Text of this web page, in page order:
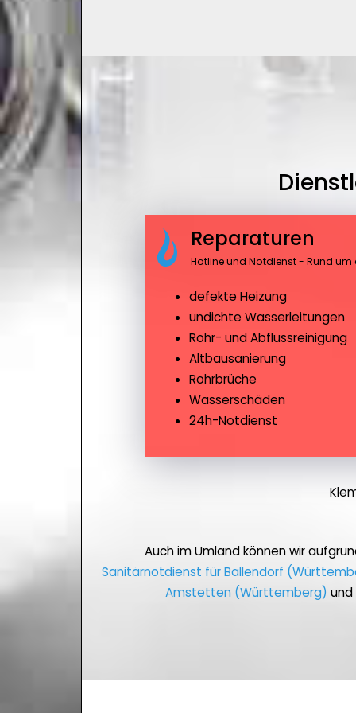
Reparaturen
Hotline und Notdienst - Rund um
defekte Heizung
undichte Wasserleitungen
Rohr- und Abflussreinigung
Altbausanierung
Rohrbrüche
Wasserschäden
24h-Notdienst
Auch im Umland können wir
Sanitärnotdienst für Ballendorf
Amstetten (Württemberg) und